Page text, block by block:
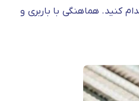
کنید. هماهنگی با باربری و